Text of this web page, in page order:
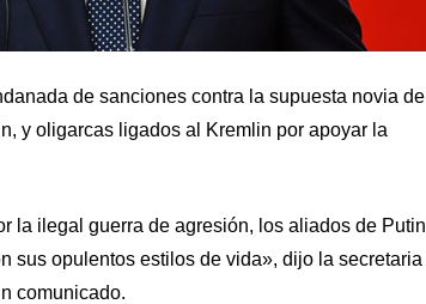
de sanciones contra la supuesta novia del
y oligarcas ligados al Kremlin por apoyar la
la ilegal guerra de agresión, los aliados de Putin
sus opulentos estilos de vida», dijo la secretaria
comunicado.